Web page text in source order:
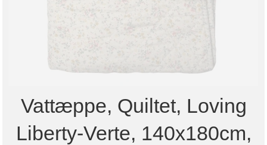
Vattæppe, Quiltet, Loving
Liberty-Verte, 140x180cm,